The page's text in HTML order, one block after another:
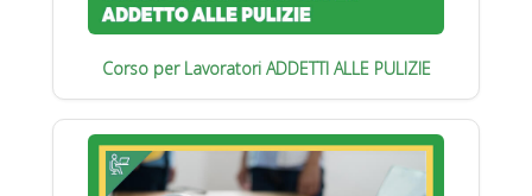
Corso per Lavoratori ADDETTI ALLE PULIZIE